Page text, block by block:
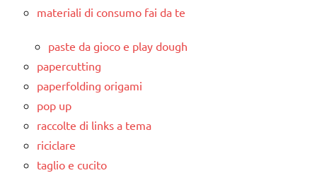
materiali di consumo fai da te
paste da gioco e play dough
papercutting
paperfolding origami
pop up
raccolte di links a tema
riciclare
taglio e cucito